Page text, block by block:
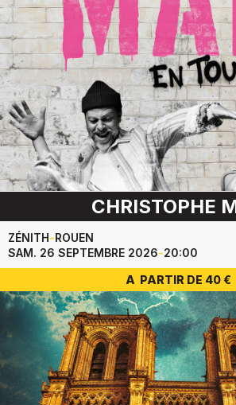
CHRISTOPHE
ZÉNITH-ROUEN
SAM. 26 SEPTEMBRE 2026-20:00
A PARTIR DE 40 €